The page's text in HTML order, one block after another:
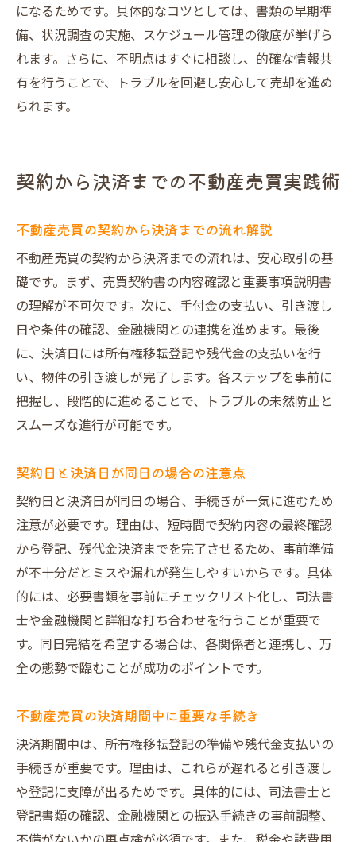
になるためです。具体的なコツとしては、書類の早期準
備、状況調査の実施、スケジュール管理の徹底が挙げら
れます。さらに、不明点はすぐに相談し、的確な情報共
有を行うことで、トラブルを回避し安心して売却を進め
られます。
契約から決済までの不動産売買実践術
不動産売買の契約から決済までの流れ解説
不動産売買の契約から決済までの流れは、安心取引の基
礎です。まず、売買契約書の内容確認と重要事項説明書
の理解が不可欠です。次に、手付金の支払い、引き渡し
日や条件の確認、金融機関との連携を進めます。最後
に、決済日には所有権移転登記や残代金の支払いを行
い、物件の引き渡しが完了します。各ステップを事前に
把握し、段階的に進めることで、トラブルの未然防止と
スムーズな進行が可能です。
契約日と決済日が同日の場合の注意点
契約日と決済日が同日の場合、手続きが一気に進むため
注意が必要です。理由は、短時間で契約内容の最終確認
から登記、残代金決済までを完了させるため、事前準備
が不十分だとミスや漏れが発生しやすいからです。具体
的には、必要書類を事前にチェックリスト化し、司法書
士や金融機関と詳細な打ち合わせを行うことが重要で
す。同日完結を希望する場合は、各関係者と連携し、万
全の態勢で臨むことが成功のポイントです。
不動産売買の決済期間中に重要な手続き
決済期間中は、所有権移転登記の準備や残代金支払いの
手続きが重要です。理由は、これらが遅れると引き渡し
や登記に支障が出るためです。具体的には、司法書士と
登記書類の確認、金融機関との振込手続きの事前調整、